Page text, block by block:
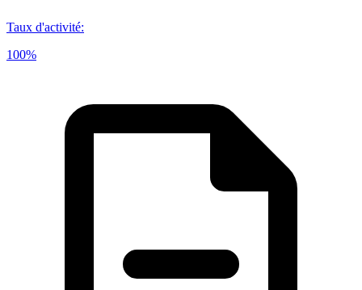
Taux d'activité:
100%